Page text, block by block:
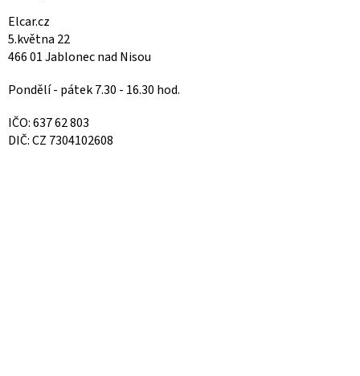
Elcar.cz
5.května 22
466 01 Jablonec nad Nisou
Pondělí - pátek 7.30 - 16.30 hod.
IČO: 637 62 803
DIČ: CZ 7304102608